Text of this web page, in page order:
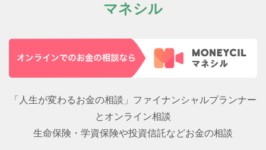
マネシル
「人生が変わるお金の相談」ファイナンシャルプランナー
とオンライン相談
生命保険・学資保険や投資信託などお金の相談